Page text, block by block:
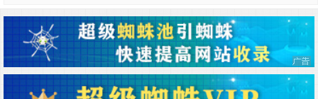
蜘
蛛
池